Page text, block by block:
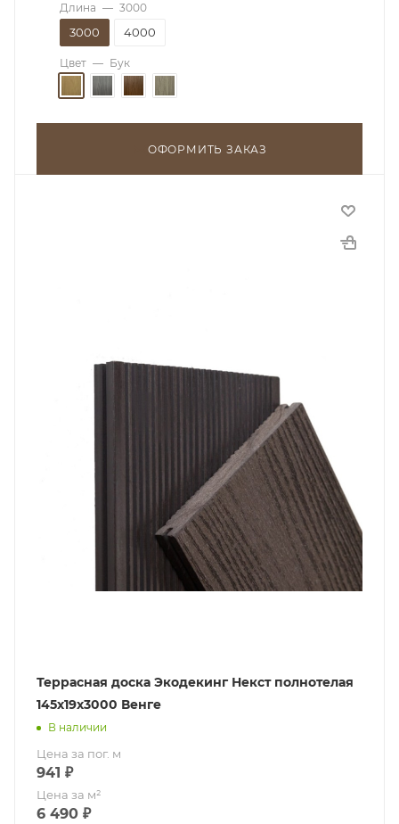
Длина — 3000
3000 4000
Цвет — Бук
ОФОРМИТЬ ЗАКАЗ
Террасная доска Экодекинг Некст полнотелая
145х19x3000 Венге
В наличии
Цена за пог. м
941 ₽
Цена за м²
6 490 ₽